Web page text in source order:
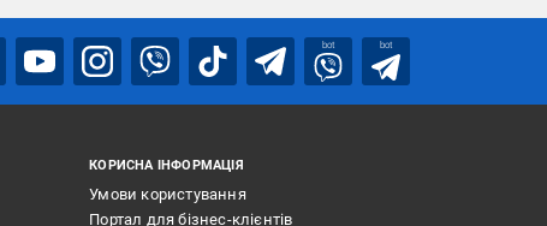
bot bot
КОРИСНА ІНФОРМАЦІЯ
Умови користування
Портал для бізнес-клієнтів